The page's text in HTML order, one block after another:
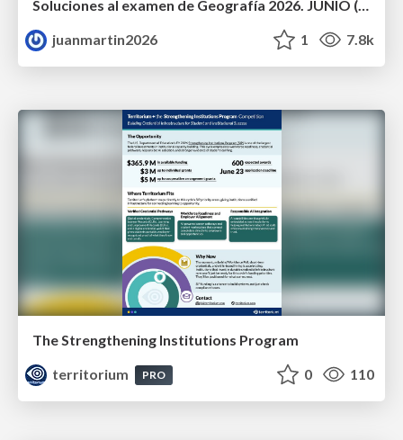
juanmartin2026
1 7.8k
The Strengthening Institutions Program
territorium
PRO 0 110